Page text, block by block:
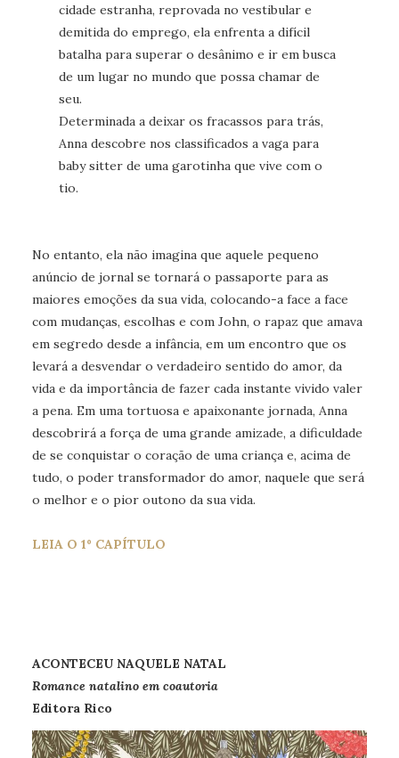
cidade estranha, reprovada no vestibular e
demitida do emprego, ela enfrenta a difícil
batalha para superar o desânimo e ir em busca
de um lugar no mundo que possa chamar de
seu.
Determinada a deixar os fracassos para trás,
Anna descobre nos classificados a vaga para
baby sitter de uma garotinha que vive com o
tio.
No entanto, ela não imagina que aquele pequeno
anúncio de jornal se tornará o passaporte para as
maiores emoções da sua vida, colocando-a face a face
com mudanças, escolhas e com John, o rapaz que amava
em segredo desde a infância, em um encontro que os
levará a desvendar o verdadeiro sentido do amor, da
vida e da importância de fazer cada instante vivido valer
a pena. Em uma tortuosa e apaixonante jornada, Anna
descobrirá a força de uma grande amizade, a dificuldade
de se conquistar o coração de uma criança e, acima de
tudo, o poder transformador do amor, naquele que será
o melhor e o pior outono da sua vida.
LEIA O 1º CAPÍTULO
ACONTECEU NAQUELE NATAL
Romance natalino em coautoria
Editora Rico